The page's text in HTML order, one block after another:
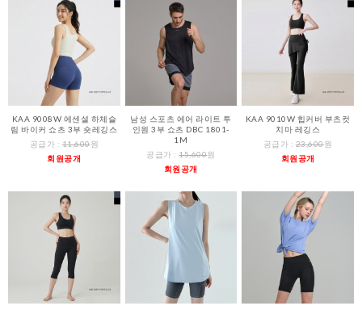
KAA 9008W 에센셜 하체슬
림 바이커 쇼츠 3부 숏레깅스
공급가 :11,600원
회원공개
남성 스포츠 에어 라이트 투
인원 3부 쇼츠 DBC 1801-
1M
공급가 :15,600원
회원공개
KAA 9010W 힙커버 부츠컷
치마 레깅스
공급가 : 23,600원
회원공개